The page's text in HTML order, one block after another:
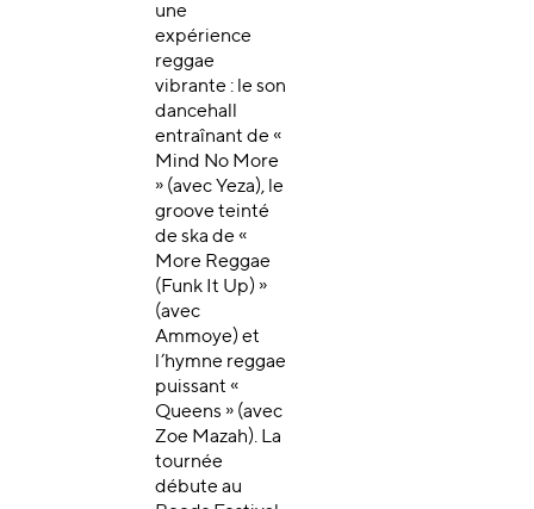
une
expérience
reggae
vibrante : le son
dancehall
entraînant de «
Mind No More
» (avec Yeza), le
groove teinté
de ska de «
More Reggae
(Funk It Up) »
(avec
Ammoye) et
l’hymne reggae
puissant «
Queens » (avec
Zoe Mazah). La
tournée
débute au